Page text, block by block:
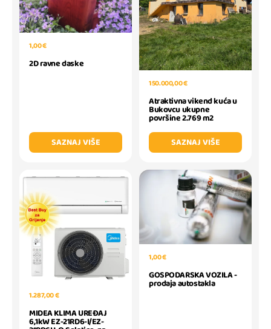
1,00 €
2D ravne daske
SAZNAJ VIŠE
150.000,00 €
Atraktivna vikend kuća u
Bukovcu ukupne
površine 2.769 m2
SAZNAJ VIŠE
1.287,00 €
MIDEA KLIMA UREĐAJ
6,1kW EZ-21RD6-I/EZ-
1,00 €
GOSPODARSKA VOZILA -
prodaja autostakla